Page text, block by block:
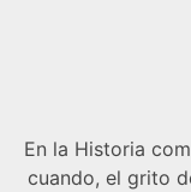
En la Historia
cuando, el grito